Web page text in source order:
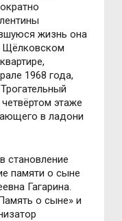
жизнь она
Щёлковском
1968 года,
этаже
в ладони
становление
памяти о сыне
Гагарина.
о сыне» и